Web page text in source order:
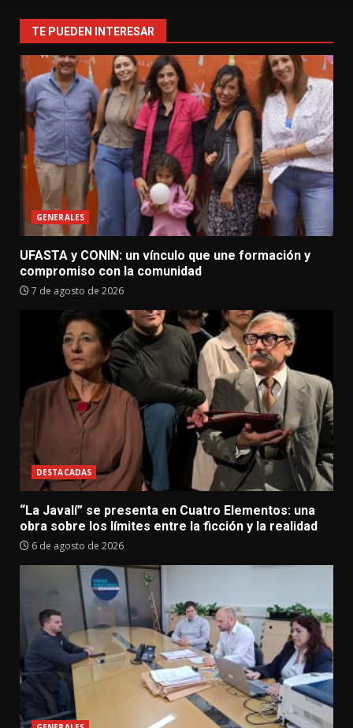
TE PUEDEN INTERESAR
GENERALES
UFASTA y CONIN: un vínculo que une formación y
compromiso con la comunidad
7 de agosto de 2026
DESTACADAS
“La Javalí” se presenta en Cuatro Elementos: una
obra sobre los límites entre la ficción y la realidad
6 de agosto de 2026